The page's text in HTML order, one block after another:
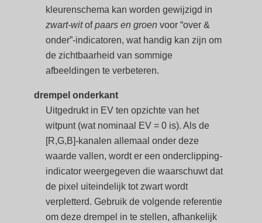
kleurenschema kan worden gewijzigd in
zwart-witofpaars en groen voor “over &
onder”-indicatoren, wat handig kan zijn om
de zichtbaarheid van sommige
afbeeldingen te verbeteren.
drempel onderkant
Uitgedrukt in EV ten opzichte van het
witpunt (wat nominaal EV = 0 is). Als de
[R,G,B]-kanalen allemaal onder deze
waarde vallen, wordt er een onderclipping-
indicator weergegeven die waarschuwt dat
de pixel uiteindelijk tot zwart wordt
verpletterd. Gebruik de volgende referentie
om deze drempel in te stellen, afhankelijk